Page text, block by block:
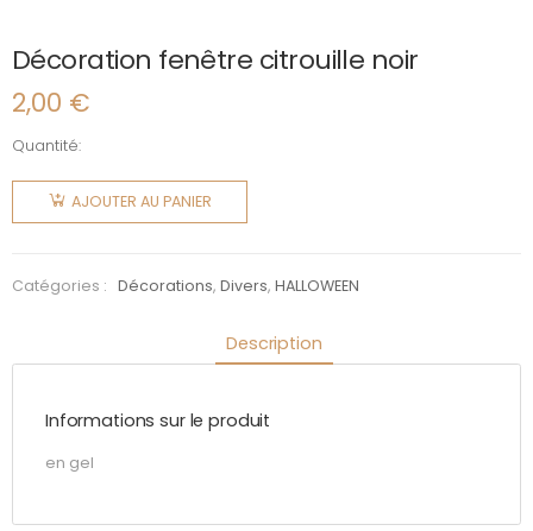
Décoration fenêtre citrouille noir
2,00 €
Quantité:
quantité
Décoration
citrouille
AJOUTER AU PANIER
Catégories : Décorations,Divers,HALLOWEEN
Description
Informations sur le produit
en gel